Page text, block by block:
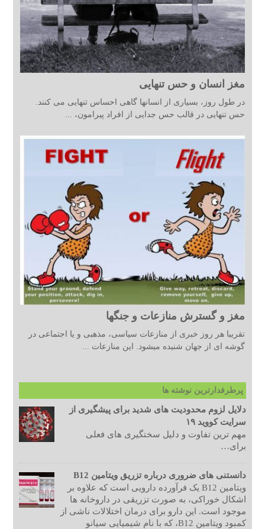
مغز انسان و حس تنهایی
در طول روز، بسیاری از انسانها گاهی احساس تنهایی می کنند.
حس تنهایی در قالب حس جدایی از افراد پیرامون، ...
مغز و گسترش منازعات و جنگها
تقریبا هر روز خبری از منازعات سیاسی، مذهبی و یا اجتماعی در
گوشه ای از جهان شنیده میشود. این منازعات ...
پرطرفدارترین نوشته ها
دلایل لزوم محدودیت های شدید برای پیشگیری از
سرایت کووید ۱۹
مهم ترین تفاوت و دلیل سختگیری های فعلی
برای…
دانستنی های ضروری درباره تزریق ویتامین B12
ویتامین B12 یک فرآورده دارویی است که علاوه بر
اشکال خوراکی، به صورت تزریقی در داروخانه ها
موجود است. این دارو برای درمان اختلالات ناشی از
کمبود ویتامین B12، که با نام شیمیایی سیانو